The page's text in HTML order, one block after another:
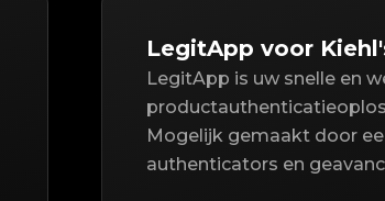
LegitApp voor
LegitApp is uw snelle en
Mogelijk gemaakt door
authenticators en